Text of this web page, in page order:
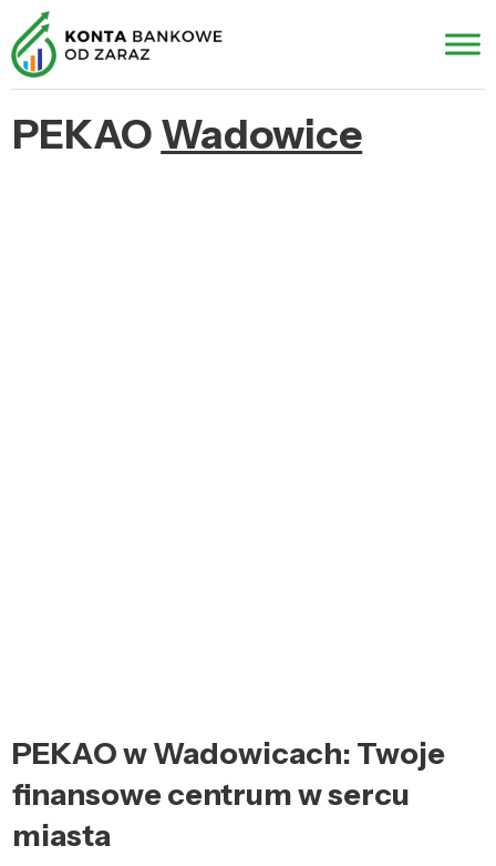
PEKAO Wadowice
PEKAO w Wadowicach: Twoje
finansowe centrum w sercu
miasta